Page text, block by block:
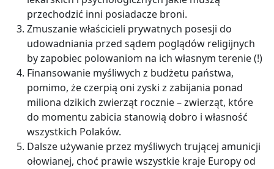
przechodzić inni posiadacze broni.
Zmuszanie właścicieli prywatnych posesji do
udowadniania przed sądem poglądów religijnych
by zapobiec polowaniom na ich własnym terenie (!)
Finansowanie myśliwych z budżetu państwa,
pomimo, że czerpią oni zyski z zabijania ponad
miliona dzikich zwierząt rocznie – zwierząt, które
do momentu zabicia stanowią dobro i własność
wszystkich Polaków.
Dalsze używanie przez myśliwych trującej amunicji
ołowianej, choć prawie wszystkie kraje Europy od